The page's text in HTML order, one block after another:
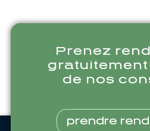
Prenez
gratuitement
de nos
prendre